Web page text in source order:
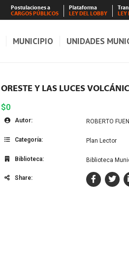
Postulaciones a
CARGOS PÚBLICOS
Plataforma
LEY DEL LOBBY
LEY
MUNICIPIO UNIDADES
ORESTE Y LAS LUCES
$0
Autor: ROBERTO
Categoría: Plan Lector
Biblioteca: Biblioteca
Share: